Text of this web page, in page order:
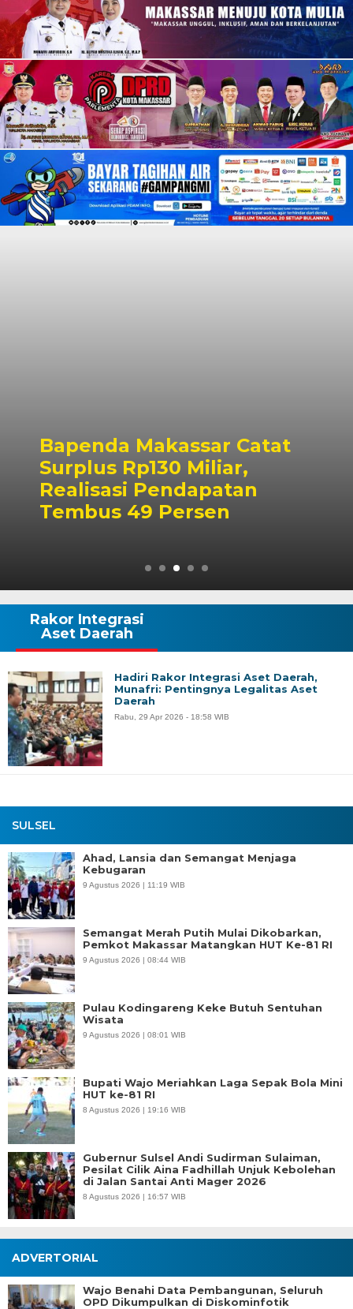
Bapenda Makassar Catat
Surplus Rp130 Miliar,
Realisasi Pendapatan
Tembus 49 Persen
SULSEL
Ahad, Lansia dan Semangat Menjaga
Kebugaran
9 Agustus 2026 | 11:19 WIB
Semangat Merah Putih Mulai Dikobarkan,
Pemkot Makassar Matangkan HUT Ke-81 RI
9 Agustus 2026 | 08:44 WIB
Pulau Kodingareng Keke Butuh Sentuhan
Wisata
9 Agustus 2026 | 08:01 WIB
Bupati Wajo Meriahkan Laga Sepak Bola Mini
HUT ke-81 RI
8 Agustus 2026 | 19:16 WIB
Gubernur Sulsel Andi Sudirman Sulaiman,
Pesilat Cilik Aina Fadhillah Unjuk Kebolehan
di Jalan Santai Anti Mager 2026
8 Agustus 2026 | 16:57 WIB
Rakor Integrasi
Aset Daerah
Hadiri Rakor Integrasi Aset Daerah,
Munafri: Pentingnya Legalitas Aset
Daerah
Rabu, 29 Apr 2026 - 18:58 WIB
ADVERTORIAL
Wajo Benahi Data Pembangunan, Seluruh
OPD Dikumpulkan di Diskominfotik